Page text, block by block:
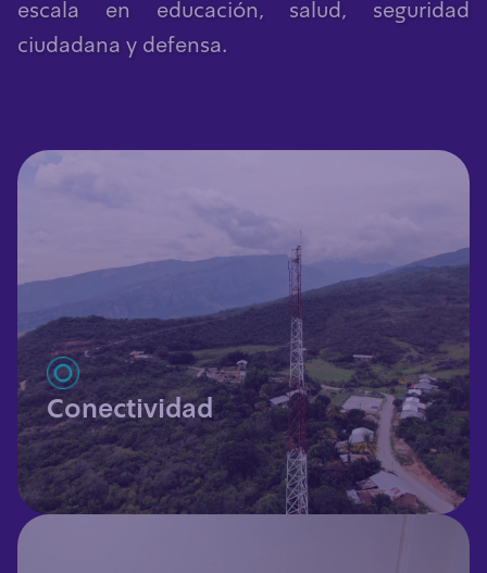
escala en educación, salud, seguridad
ciudadana y defensa.
Conectividad